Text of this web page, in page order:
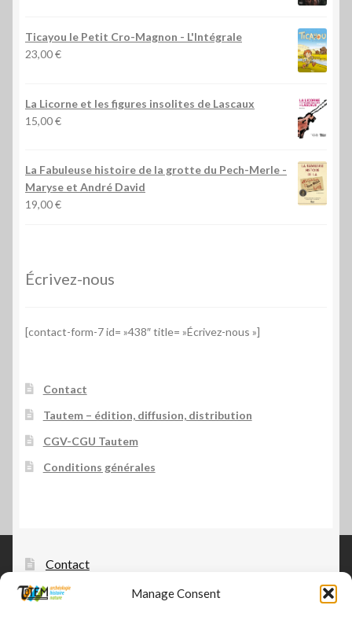
Manage Consent
Ticayou le Petit Cro-Magnon - L'Intégrale
23,00€
La Licorne et les figures insolites de Lascaux
15,00€
La Fabuleuse histoire de la grotte du Pech-Merle -
Maryse et André David
19,00€
Écrivez-nous
[contact-form-7 id= »438″ title= »Écrivez-nous »]
Contact
Tautem – édition, diffusion, distribution
CGV-CGU Tautem
Conditions générales
Contact
Tautem – édition, diffusion, distribution